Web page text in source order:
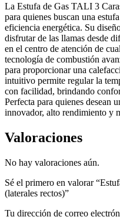
La Estufa de Gas TALI 3
para quienes buscan una
eficiencia energética. Su
disfrutar de las llamas desde
en el centro de atención de
tecnología de combustión
para proporcionar una
intuitivo permite regular la
con facilidad, brindando
Perfecta para quienes desean
innovador, alto rendimiento y
Valoraciones
No hay valoraciones aún.
Sé el primero en valorar
(laterales rectos)”
Tu dirección de correo